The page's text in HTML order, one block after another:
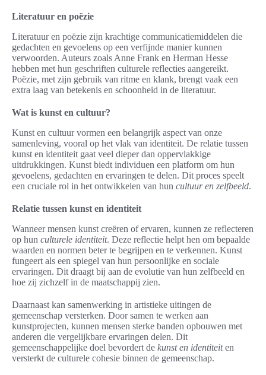
Literatuur en poëzie
Literatuur en poëzie zijn krachtige communicatiemiddelen die
gedachten en gevoelens op een verfijnde manier kunnen
verwoorden. Auteurs zoals Anne Frank en Herman Hesse
hebben met hun geschriften culturele reflecties aangereikt.
Poëzie, met zijn gebruik van ritme en klank, brengt vaak een
extra laag van betekenis en schoonheid in de literatuur.
Wat is kunst en cultuur?
Kunst en cultuur vormen een belangrijk aspect van onze
samenleving, vooral op het vlak van identiteit. De relatie tussen
kunst en identiteit gaat veel dieper dan oppervlakkige
uitdrukkingen. Kunst biedt individuen een platform om hun
gevoelens, gedachten en ervaringen te delen. Dit proces speelt
een cruciale rol in het ontwikkelen van hun cultuur en zelfbeeld.
Relatie tussen kunst en identiteit
Wanneer mensen kunst creëren of ervaren, kunnen ze reflecteren
op hun culturele identiteit. Deze reflectie helpt hen om bepaalde
waarden en normen beter te begrijpen en te verkennen. Kunst
fungeert als een spiegel van hun persoonlijke en sociale
ervaringen. Dit draagt bij aan de evolutie van hun zelfbeeld en
hoe zij zichzelf in de maatschappij zien.
Daarnaast kan samenwerking in artistieke uitingen de
gemeenschap versterken. Door samen te werken aan
kunstprojecten, kunnen mensen sterke banden opbouwen met
anderen die vergelijkbare ervaringen delen. Dit
gemeenschappelijke doel bevordert de kunst en identiteiten
versterkt de culturele cohesie binnen de gemeenschap.